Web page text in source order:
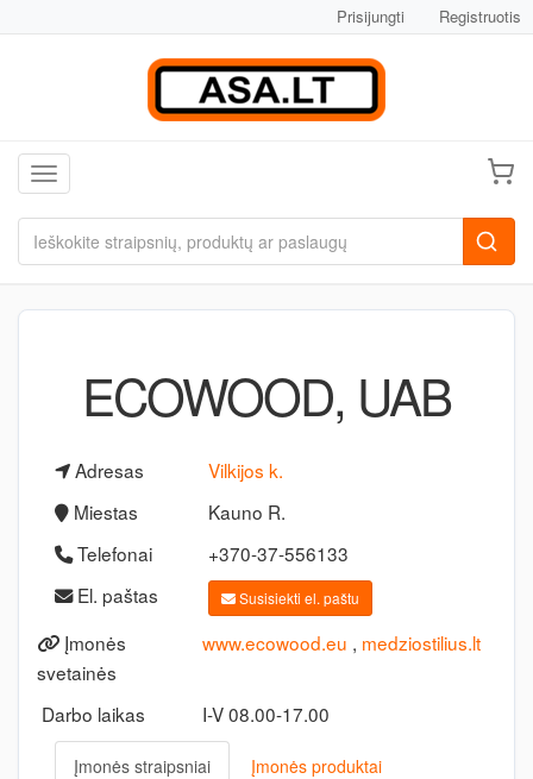
Prisijungti Registruotis
Toggle navigation
ECOWOOD, UAB
Adresas
Vilkijos k.
Miestas
Kauno R.
Telefonai
+370-37-556133
El. paštas
Susisiekti el. paštu
Įmonės
svetainės
www.ecowood.eu , medziostilius.lt
Darbo laikas I-V 08.00-17.00
Įmonės straipsniai Įmonės produktai